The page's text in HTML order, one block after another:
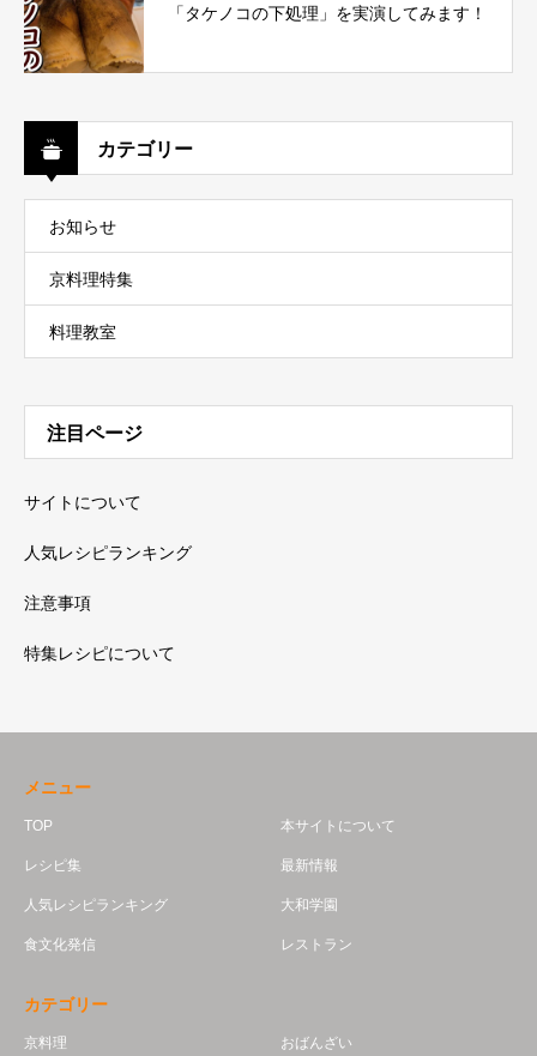
「タケノコの下処理」を実演してみます！
カテゴリー
お知らせ
京料理特集
料理教室
注目ページ
サイトについて
人気レシピランキング
注意事項
特集レシピについて
メニュー
TOP 本サイトについて
レシピ集 最新情報
人気レシピランキング 大和学園
食文化発信 レストラン
カテゴリー
京料理 おばんざい